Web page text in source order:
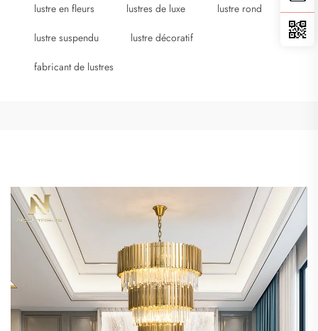
lustre en fleurs lustres de luxe lustre rond
lustre suspendu lustre décoratif
fabricant de lustres